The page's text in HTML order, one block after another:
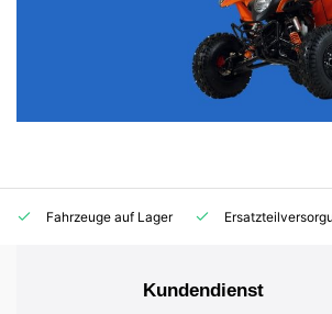
Fahrzeuge auf Lager
Kundendienst